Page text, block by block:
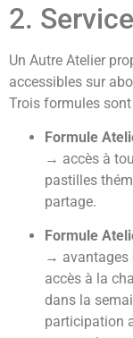
2.
Un Autre Atelier
accessibles sur
Trois formules
Formule
→ accès à
pastilles
partage.
Formule
→ avantages
accès à la
dans la
participation